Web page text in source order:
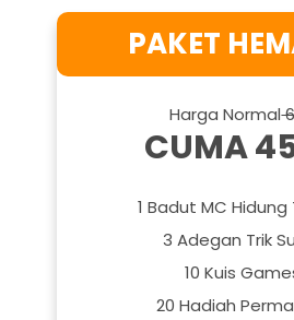
PAKET
Harga Normal
CUMA
1 Badut MC
3 Adegan Trik
10 Kuis
20 Hadiah